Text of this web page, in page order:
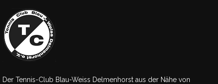
Der Tennis-Club Blau-Weiss Delmenhorst aus der Nähe von